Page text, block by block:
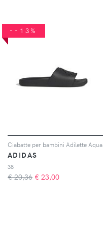
--13%
Ciabatte per bambini Adilette Aqua
ADIDAS
38
€ 20,36 € 23,00